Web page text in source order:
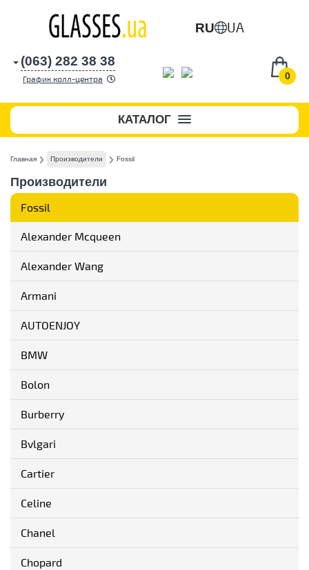
RU UA
0
(063) 282 38 38
График колл-центра
КАТАЛОГ
Главная Производители Fossil
Производители
Fossil
Alexander Mcqueen
Alexander Wang
Armani
AUTOENJOY
BMW
Bolon
Burberry
Bvlgari
Cartier
Celine
Chanel
Chopard